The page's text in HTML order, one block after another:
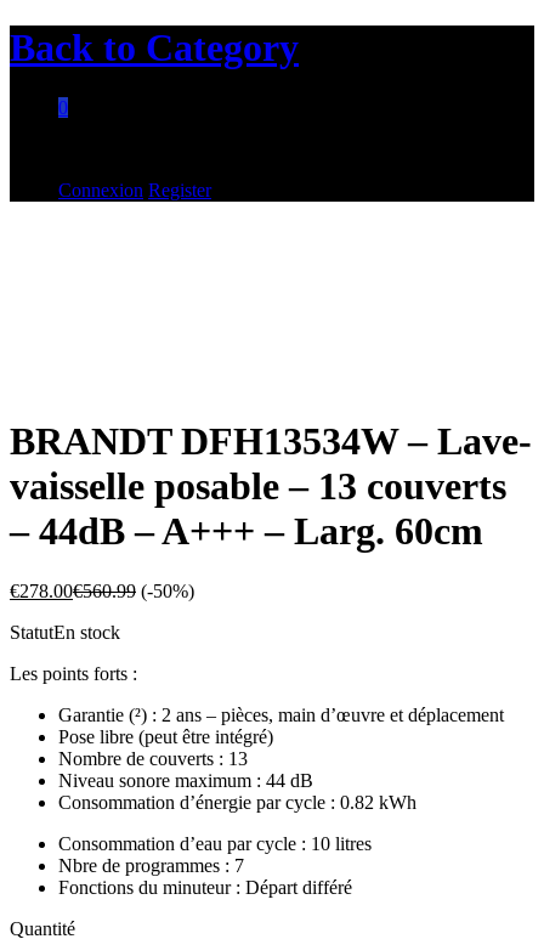
Back to Category
0
Connexion Register
BRANDT DFH13534W – Lave-
vaisselle posable – 13 couverts
– 44dB – A+++ – Larg. 60cm
€278.00€560.99 (-50%)
StatutEn stock
Les points forts :
Garantie (²) : 2 ans – pièces, main d’œuvre et déplacement
Pose libre (peut être intégré)
Nombre de couverts : 13
Niveau sonore maximum : 44 dB
Consommation d’énergie par cycle : 0.82 kWh
Consommation d’eau par cycle : 10 litres
Nbre de programmes : 7
Fonctions du minuteur : Départ différé
BRANDT
Quantité